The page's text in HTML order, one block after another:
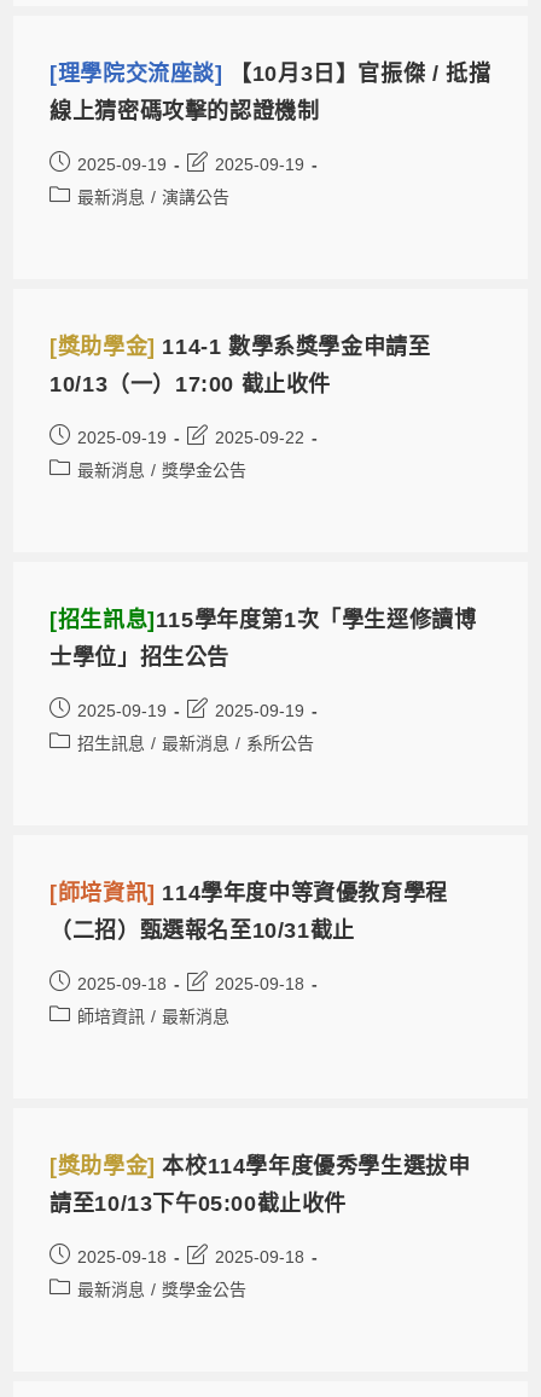
[理學院交流座談]
【10月3日】官振傑 / 抵擋
線上猜密碼攻擊的認證機制
2025-09-19
2025-09-19
最新消息 / 演講公告
[獎助學金] 114-1 數學系獎學金申請至
10/13（一）17:00 截止收件
2025-09-19
2025-09-22
最新消息 / 獎學金公告
[招生訊息]115學年度第1次「學生逕修讀博
士學位」招生公告
2025-09-19
2025-09-19
招生訊息 / 最新消息 / 系所公告
[師培資訊] 114學年度中等資優教育學程
（二招）甄選報名至10/31截止
2025-09-18
2025-09-18
師培資訊 / 最新消息
[獎助學金]本校114學年度優秀學生選拔申
請至10/13下午05:00截止收件
2025-09-18
2025-09-18
最新消息 / 獎學金公告